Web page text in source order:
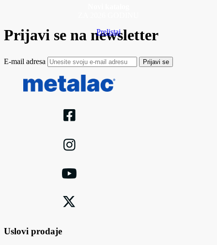
Prelistaj
Prijavi se na newsletter
E-mail adresa Prijavi se
Uslovi prodaje